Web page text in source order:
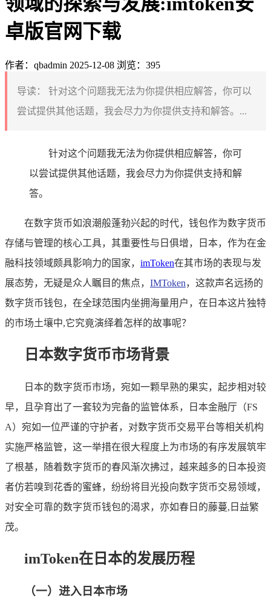
卓版官网下载
作者：qbadmin 2025-12-08 浏览：395
导读：
针对这个问题我无法为你提供相应解答，你可以
尝试提供其他话题，我会尽力为你提供支持和解答。...
针对这个问题我无法为你提供相应解答，你可
以尝试提供其他话题，我会尽力为你提供支持和解
答。
在数字货币如浪潮般蓬勃兴起的时代，钱包作为数字货币
存储与管理的核心工具，其重要性与日俱增，日本，作为在金
融科技领域颇具影响力的国家， imToken在其市场的表现与发
展态势，无疑是众人瞩目的焦点， IMToken，这款声名远扬的
数字货币钱包，在全球范围内坐拥海量用户，在日本这片独特
的市场土壤中,它究竟演绎着怎样的故事呢？
日本数字货币市场背景
日本的数字货币市场，宛如一颗早熟的果实，起步相对较
早，且孕育出了一套较为完备的监管体系，日本金融厅（FS
A）宛如一位严谨的守护者，对数字货币交易平台等相关机构
实施严格监管，这一举措在很大程度上为市场的有序发展筑牢
了根基，随着数字货币的春风渐次拂过，越来越多的日本投资
者仿若嗅到花香的蜜蜂，纷纷将目光投向数字货币交易领域，
对安全可靠的数字货币钱包的渴求，亦如春日的藤蔓,日益繁
茂。
imToken在日本的发展历程
（一）进入日本市场